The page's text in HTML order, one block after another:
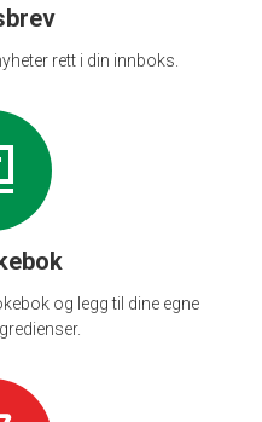
rett i din innboks.
og legg til dine egne